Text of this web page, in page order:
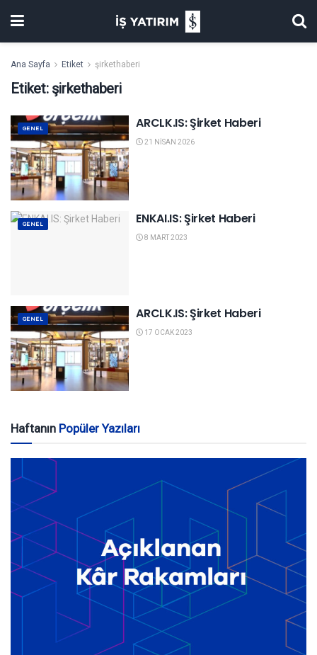
Ana Sayfa Etiket şirkethaberi
Etiket: şirkethaberi
GENEL ARCLK.IS: Şirket Haberi
21 NISAN 2026
GENEL ENKAI.IS: Şirket Haberi
8 MART 2023
GENEL ARCLK.IS: Şirket Haberi
17 OCAK 2023
Haftanın Popüler Yazıları